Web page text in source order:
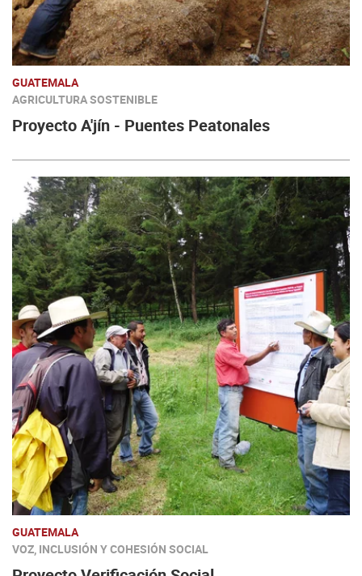
GUATEMALA
AGRICULTURA SOSTENIBLE
Proyecto A'jín - Puentes Peatonales
GUATEMALA
VOZ, INCLUSIÓN Y COHESIÓN SOCIAL